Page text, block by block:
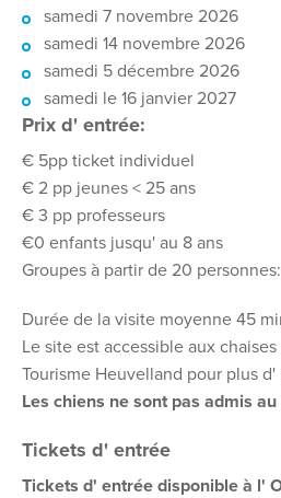
samedi 7 novembre 2026
samedi 14 novembre 2026
samedi 5 décembre 2026
samedi le 16 janvier 2027
Prix d' entrée:
€ 5pp ticket individuel
€ 2 pp jeunes < 25 ans
€ 3 pp professeurs
€0 enfants jusqu' au 8 ans
Groupes à partir de 20
Durée de la visite moyenne 45
Le site est accessible aux
Tourisme Heuvelland pour plus d'
Les chiens ne sont pas admis
Tickets d' entrée
Tickets d' entrée disponible à l'